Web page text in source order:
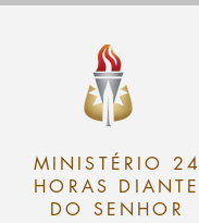
MINISTÉRIO 24
HORAS DIANTE
DO SENHOR